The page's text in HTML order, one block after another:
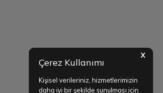
X
Çerez Kullanımı
Kişisel verileriniz, hizmetlerimizin
daha iyi bir şekilde sunulması için